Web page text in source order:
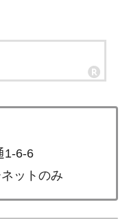
1-6-6
ットのみ